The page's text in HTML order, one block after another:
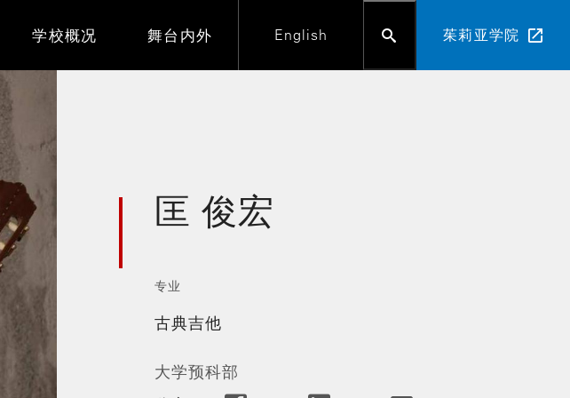
学校概况 舞台内外 English 茱莉亚学院
匡俊宏
专业
古典吉他
大学预科部